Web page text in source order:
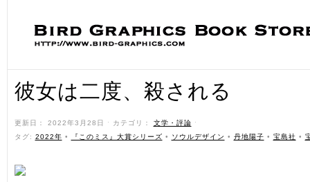
彼女は二度、殺される
更新日： 2022年3月28日 ˑ カテゴリ： 文学・評論 ˑ
タグ: 2022年 • 『このミス』大賞シリーズ • ソウルデザイン • 丹地陽子 • 宝島社 •